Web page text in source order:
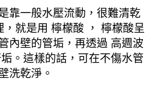
靠一般水壓流動，很難清乾
就是用 檸檬酸 ， 檸檬酸呈
內壁的管垢，再透過 高週波
。這樣的話，可在不傷水管
洗乾淨。